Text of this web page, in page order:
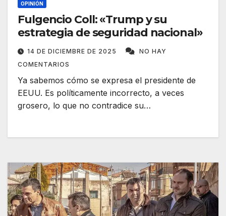
OPINIÓN
Fulgencio Coll: «Trump y su
estrategia de seguridad nacional»
14 DE DICIEMBRE DE 2025
NO HAY
COMENTARIOS
Ya sabemos cómo se expresa el presidente de
EEUU. Es políticamente incorrecto, a veces
grosero, lo que no contradice su…